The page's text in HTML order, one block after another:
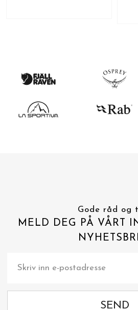
Gode råd og
MELD DEG PÅ VÅRT
SEND